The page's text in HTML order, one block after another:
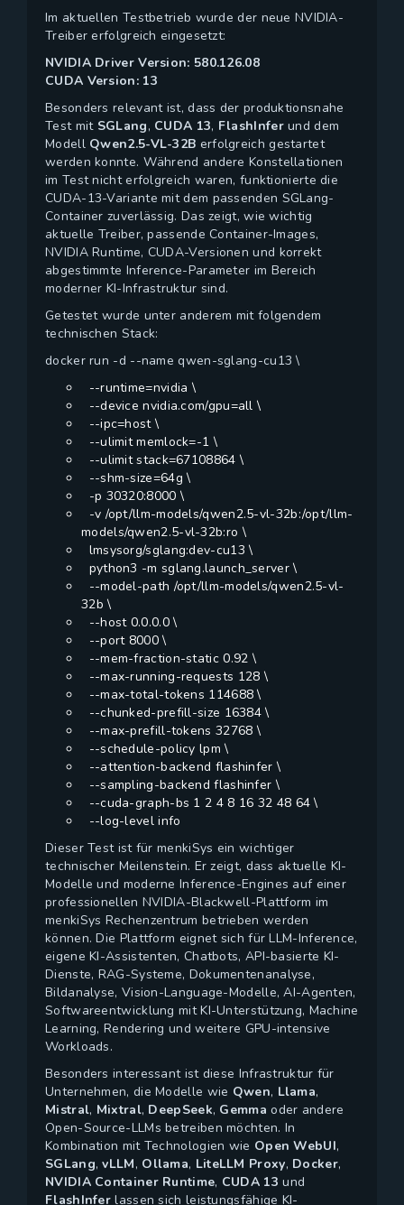
Im aktuellen Testbetrieb wurde der neue NVIDIA-
Treiber erfolgreich eingesetzt:
NVIDIA Driver Version: 580.126.08
CUDA Version: 13
Besonders relevant ist, dass der produktionsnahe
Test mit SGLang, CUDA 13, FlashInferund dem
Modell Qwen2.5-VL-32B erfolgreich gestartet
werden konnte. Während andere Konstellationen
im Test nicht erfolgreich waren, funktionierte die
CUDA-13-Variante mit dem passenden SGLang-
Container zuverlässig. Das zeigt, wie wichtig
aktuelle Treiber, passende Container-Images,
NVIDIA Runtime, CUDA-Versionen und korrekt
abgestimmte Inference-Parameter im Bereich
moderner KI-Infrastruktur sind.
Getestet wurde unter anderem mit folgendem
technischen Stack:
docker run -d --name qwen-sglang-cu13 \
--runtime=nvidia \
--device nvidia.com/gpu=all \
--ipc=host \
--ulimit memlock=-1 \
--ulimit stack=67108864 \
--shm-size=64g \
-p 30320:8000 \
-v /opt/llm-models/qwen2.5-vl-32b:/opt/llm-
models/qwen2.5-vl-32b:ro \
lmsysorg/sglang:dev-cu13 \
python3 -m sglang.launch_server \
--model-path /opt/llm-models/qwen2.5-vl-
32b \
--host 0.0.0.0 \
--port 8000 \
--mem-fraction-static 0.92 \
--max-running-requests 128 \
--max-total-tokens 114688 \
--chunked-prefill-size 16384 \
--max-prefill-tokens 32768 \
--schedule-policy lpm \
--attention-backend flashinfer \
--sampling-backend flashinfer \
--cuda-graph-bs 1 2 4 8 16 32 48 64 \
--log-level info
Dieser Test ist für menkiSys ein wichtiger
technischer Meilenstein. Er zeigt, dass aktuelle KI-
Modelle und moderne Inference-Engines auf einer
professionellen NVIDIA-Blackwell-Plattform im
menkiSys Rechenzentrum betrieben werden
können. Die Plattform eignet sich für LLM-Inference,
eigene KI-Assistenten, Chatbots, API-basierte KI-
Dienste, RAG-Systeme, Dokumentenanalyse,
Bildanalyse, Vision-Language-Modelle, AI-Agenten,
Softwareentwicklung mit KI-Unterstützung, Machine
Learning, Rendering und weitere GPU-intensive
Workloads.
Besonders interessant ist diese Infrastruktur für
Unternehmen, die Modelle wie Qwen, Llama,
Mistral, Mixtral, DeepSeek, Gemma oder andere
Open-Source-LLMs betreiben möchten. In
Kombination mit Technologien wie Open WebUI,
SGLang,vLLM, Ollama, LiteLLM Proxy, Docker,
NVIDIA Container Runtime, CUDA 13 und
FlashInfer lassen sich leistungsfähige KI-